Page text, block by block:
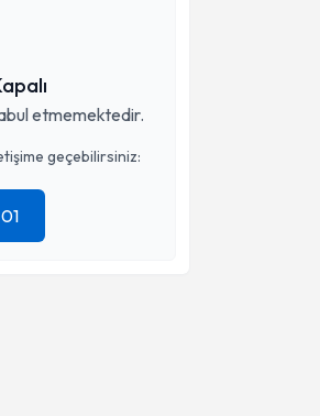
etmemektedir.
geçebilirsiniz: